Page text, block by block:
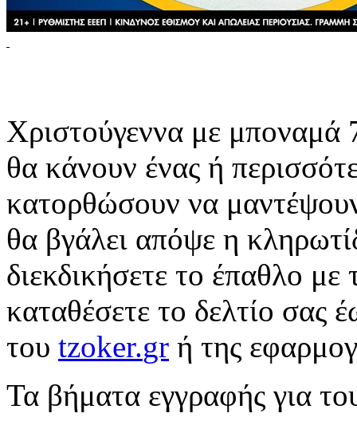
Χριστούγεννα με
θα κάνουν ένας ή
κατορθώσουν να
θα βγάλει απόψε η
διεκδικήσετε το έπαθλο
καταθέσετε το δελτίο σας
του tzoker.gr ή της
Τα βήματα εγγραφής για